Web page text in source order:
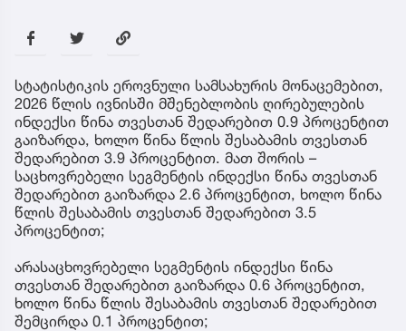
სტატისტიკის ეროვნული სამსახურის მონაცემებით,
2026 წლის ივნისში მშენებლობის ღირებულების
ინდექსი წინა თვესთან შედარებით 0.9 პროცენტით
გაიზარდა, ხოლო წინა წლის შესაბამის თვესთან
შედარებით 3.9 პროცენტით. მათ შორის –
საცხოვრებელი სეგმენტის ინდექსი წინა თვესთან
შედარებით გაიზარდა 2.6 პროცენტით, ხოლო წინა
წლის შესაბამის თვესთან შედარებით 3.5
პროცენტით;
არასაცხოვრებელი სეგმენტის ინდექსი წინა
თვესთან შედარებით გაიზარდა 0.6 პროცენტით,
ხოლო წინა წლის შესაბამის თვესთან შედარებით
შემცირდა 0.1 პროცენტით;